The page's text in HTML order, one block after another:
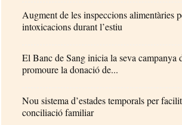
Augment de les inspeccions alimentàries
intoxicacions durant l’estiu
El Banc de Sang inicia la seva campanya
promoure la donació de...
Nou sistema d’estades temporals per
conciliació familiar